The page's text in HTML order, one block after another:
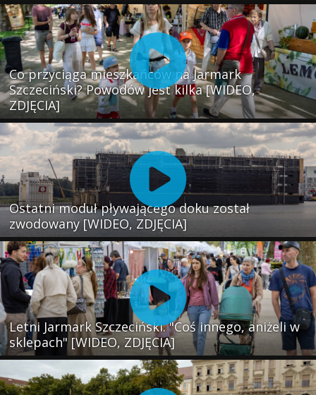
Co przyciąga mieszkańców na Jarmark
Szczeciński? Powodów jest kilka [WIDEO,
ZDJĘCIA]
Ostatni moduł pływającego doku został
zwodowany [WIDEO, ZDJĘCIA]
Letni Jarmark Szczeciński. "Coś innego, aniżeli w
sklepach" [WIDEO, ZDJĘCIA]